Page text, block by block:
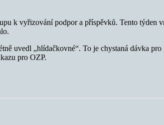
k vyřizování podpor a příspěvků. Tento
uvedl „hlídačkovné“. To je chystaná dávka
pro OZP.